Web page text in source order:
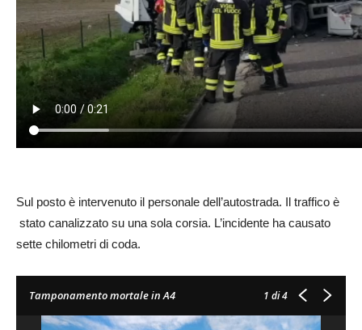
Sul posto è intervenuto il personale dell’autostrada. Il traffico è
stato canalizzato su una sola corsia. L’incidente ha causato
sette chilometri di coda.
Tamponamento mortale in A4 1 di 4